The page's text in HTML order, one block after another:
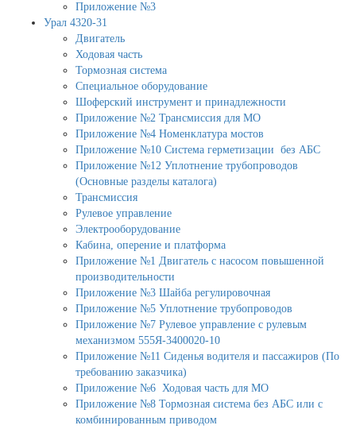
Приложение №3
Урал 4320-31
Двигатель
Ходовая часть
Тормозная система
Специальное оборудование
Шоферский инструмент и принадлежности
Приложение №2 Трансмиссия для МО
Приложение №4 Номенклатура мостов
Приложение №10 Система герметизации без АБС
Приложение №12 Уплотнение трубопроводов
(Основные разделы каталога)
Трансмиссия
Рулевое управление
Электрооборудование
Кабина, оперение и платформа
Приложение №1 Двигатель с насосом повышенной
производительности
Приложение №3 Шайба регулировочная
Приложение №5 Уплотнение трубопроводов
Приложение №7 Рулевое управление с рулевым
механизмом 555Я-3400020-10
Приложение №11 Сиденья водителя и пассажиров (По
требованию заказчика)
Приложение №6 Ходовая часть для МО
Приложение №8 Тормозная система без АБС или с
комбинированным приводом